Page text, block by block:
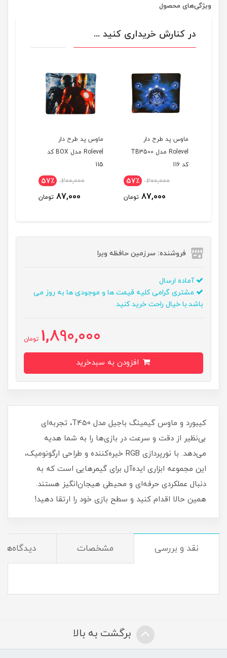
ویژگی‌های محصول
در کنارش خریداری کنید ...
ماوس پد طرح دار
Rolevel مدل TB3500
کد 116
200,000 57٪
87,000 تومان
ماوس پد طرح دار
Rolevel مدل BOX کد
115
200,000 57٪
87,000 تومان
فروشنده: سرزمین حافظه ویرا
آماده ارسال
مشتری گرامی کلیه قیمت ها و موجودی ها به روز می
باشد.با خیال راحت خرید کنید
1,890,000 تومان
کیبورد و ماوس گیمینگ باجیل مدل T450، تجربه‌ای
بی‌نظیر از دقت و سرعت در بازی‌ها را به شما هدیه
می‌دهد. با نورپردازی RGB خیره‌کننده و طراحی ارگونومیک،
این مجموعه ابزاری ایده‌آل برای گیمرهایی است که به
دنبال عملکردی حرفه‌ای و محیطی هیجان‌انگیز هستند.
همین حالا اقدام کنید و سطح بازی خود را ارتقا دهید!
نقد و بررسی مشخصات دیدگاه‌ها
برگشت به بالا